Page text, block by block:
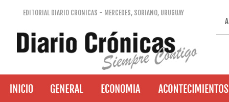
EDITORIAL DIARIO CRONICAS - MERCEDES, SORIANO, URUGUAY